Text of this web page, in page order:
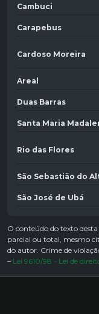
Cambuci
Carapebus
Cardoso Moreira
Areal
Duas Barras
Santa Maria
Rio das Flores
São Sebastião do
São José de Ubá
O conteúdo do texto
parcial ou total, mesmo
do autor. Crime de
– Lei 9610/98 - Lei de